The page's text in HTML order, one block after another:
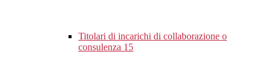
Titolari di incarichi di collaborazione o
consulenza 15